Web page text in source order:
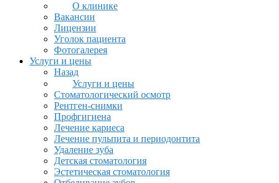
О клинике
Вакансии
Лицензии
Уголок пациента
Фотогалерея
Услуги и цены
Назад
Услуги и цены
Стоматологический осмотр
Рентген-снимки
Профгигиена
Лечение кариеса
Лечение пульпита и периодонтита
Удаление зуба
Детская стоматология
Эстетическая стоматология